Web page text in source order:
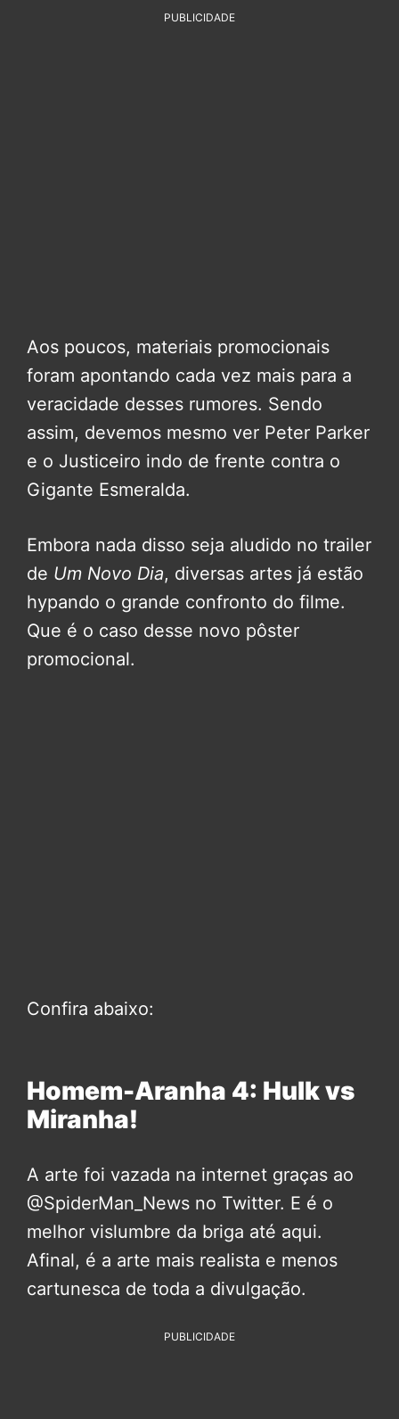
PUBLICIDADE
Aos poucos, materiais promocionais
foram apontando cada vez mais para a
veracidade desses rumores. Sendo
assim, devemos mesmo ver Peter Parker
e o Justiceiro indo de frente contra o
Gigante Esmeralda.
Embora nada disso seja aludido no trailer
de Um Novo Dia, diversas artes já estão
hypando o grande confronto do filme.
Que é o caso desse novo pôster
promocional.
Confira abaixo:
Homem-Aranha 4: Hulk vs
Miranha!
A arte foi vazada na internet graças ao
@SpiderMan_News no Twitter. E é o
melhor vislumbre da briga até aqui.
Afinal, é a arte mais realista e menos
cartunesca de toda a divulgação.
PUBLICIDADE